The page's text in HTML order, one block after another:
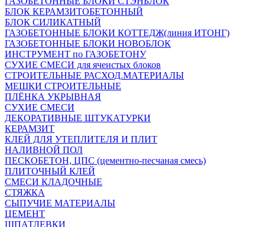
БЛОК КЕРАМЗИТОБЕТОННЫЙ
БЛОК СИЛИКАТНЫЙ
ГАЗОБЕТОННЫЕ БЛОКИ КОТТЕДЖ(линия ИТОНГ)
ГАЗОБЕТОННЫЕ БЛОКИ НОВОБЛОК
ИНСТРУМЕНТ по ГАЗОБЕТОНУ
СУХИЕ СМЕСИ для ячеистых блоков
СТРОИТЕЛЬНЫЕ РАСХОД.МАТЕРИАЛЫ
МЕШКИ СТРОИТЕЛЬНЫЕ
ПЛЁНКА УКРЫВНАЯ
СУХИЕ СМЕСИ
ДЕКОРАТИВНЫЕ ШТУКАТУРКИ
КЕРАМЗИТ
КЛЕЙ ДЛЯ УТЕПЛИТЕЛЯ И ПЛИТ
НАЛИВНОЙ ПОЛ
ПЕСКОБЕТОН, ЦПС (цементно-песчаная смесь)
ПЛИТОЧНЫЙ КЛЕЙ
СМЕСИ КЛАДОЧНЫЕ
СТЯЖКА
СЫПУЧИЕ МАТЕРИАЛЫ
ЦЕМЕНТ
ШПАТЛЕВКИ